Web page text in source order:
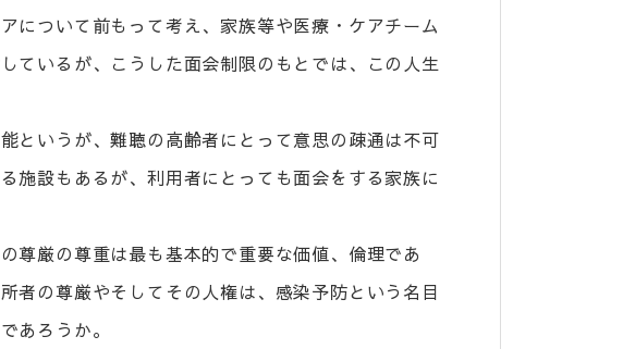
について前もって考え、家族等や医療・ケアチーム
ているが、こうした面会制限のもとでは、この人生
というが、難聴の高齢者にとって意思の疎通は不可
施設もあるが、利用者にとっても面会をする家族に
尊厳の尊重は最も基本的で重要な価値、倫理であ
者の尊厳やそしてその人権は、感染予防という名目
あろうか。